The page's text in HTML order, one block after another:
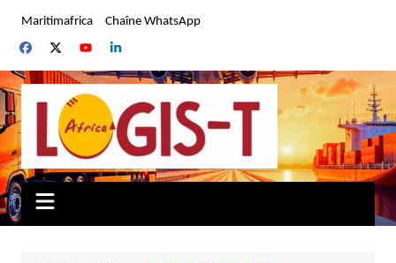
contenu
Maritimafrica Chaîne WhatsApp